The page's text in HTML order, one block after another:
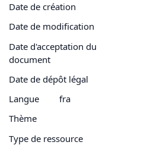
Date de création
Date de modification
Date d'acceptation du
document
Date de dépôt légal
Langue
fra
Thème
Type de ressource